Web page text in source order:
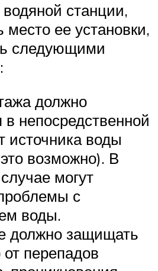
станции,
ее установки,
следующими
должно
в непосредственной
источника воды
возможно). В
могут
с
воды.
должно защищать
от перепадов